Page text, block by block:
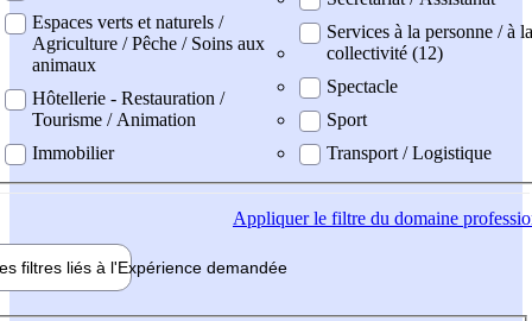
Espaces verts et naturels /
Agriculture / Pêche / Soins aux
animaux
Hôtellerie - Restauration /
Tourisme / Animation
Immobilier
Services à la personne / à la
collectivité (12)
Spectacle
Sport
Transport / Logistique
Appliquerle filtre du domaine
filtres liés à l'Expérience demandée